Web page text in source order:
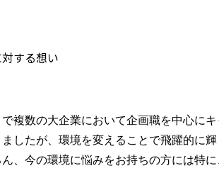
する想い
複数の大企業において企画職を中心に
したが、環境を変えることで飛躍的に
、今の環境に悩みをお持ちの方には特